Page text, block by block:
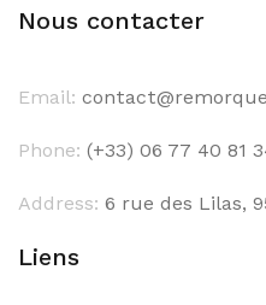
Nous contacter
Email:
Phone: (+33) 06 77 40 81
Address: 6 rue des Lilas,
Liens